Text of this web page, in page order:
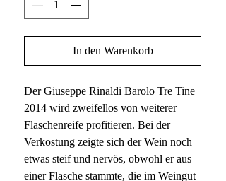
In den Warenkorb
Der Giuseppe Rinaldi Barolo Tre Tine
2014 wird zweifellos von weiterer
Flaschenreife profitieren. Bei der
Verkostung zeigte sich der Wein noch
etwas steif und nervös, obwohl er aus
einer Flasche stammte, die im Weingut